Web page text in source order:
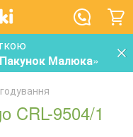
Пакунок Малюка»
CRL-9504/1